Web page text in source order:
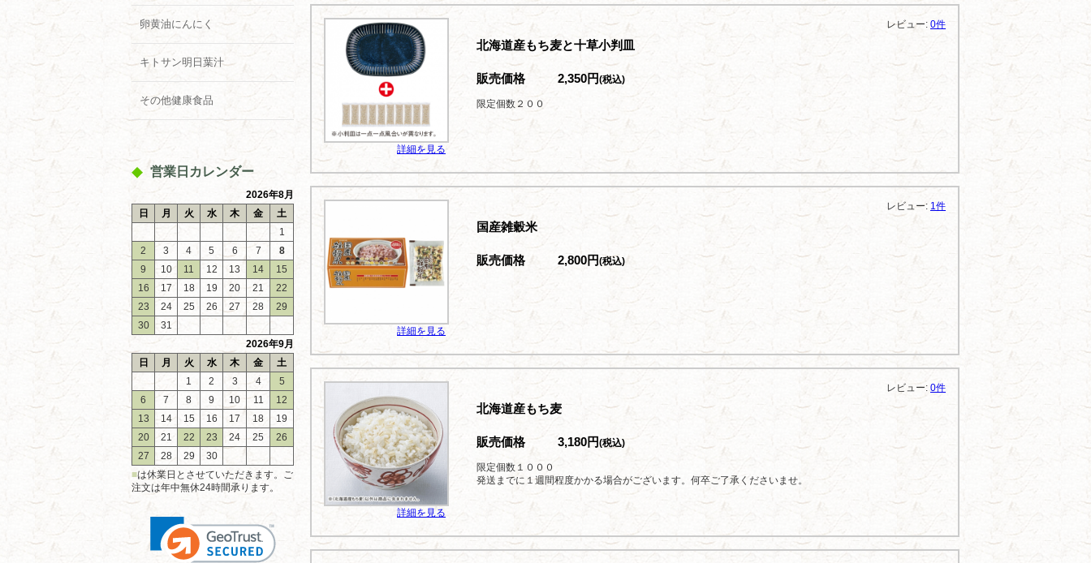
卵黄油にんにく
キトサン明日葉汁
その他健康食品
営業日カレンダー
2026年8月
日
月 火 水 木 金
土
1
2
3 4 5 6 7
8
9
10 11 12 13 14
15
16
17 18 19 20 21
22
23
24 25 26 27 28
29
30
31
2026年9月
日
月 火 水 木 金
土
1
2 3 4
5
6
7 8 9 10 11
12
13
14 15 16 17 18
19
20
21 22 23 24 25
26
27
28 29
30
■は休業日とさせていただきます。ご
注文は年中無休24時間承ります。
詳細を見る
レビュー: 0件
北海道産もち麦と十草小判皿
販売価格 2,350円(税込)
限定個数２００
詳細を見る
レビュー: 1件
国産雑穀米
販売価格 2,800円(税込)
詳細を見る
レビュー: 0件
北海道産もち麦
販売価格 3,180円(税込)
限定個数１０００
発送までに１週間程度かかる場合がございます。何卒ご了承くださいませ。